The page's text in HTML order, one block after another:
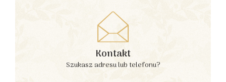
Kontakt
Szukasz adresu lub telefonu?